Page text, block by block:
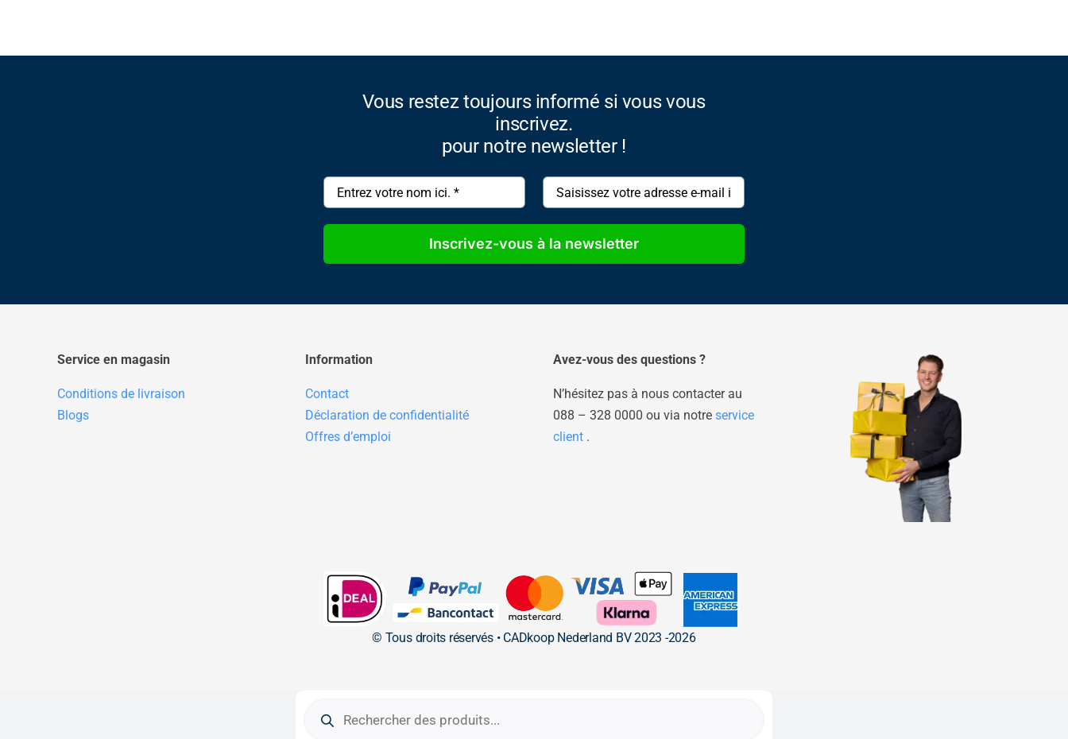
Vous restez toujours informé si vous vous
inscrivez.
pour notre newsletter !
Inscrivez-vous à la newsletter
Service en magasin
Conditions de livraison
Blogs
Information
Contact
Déclaration de confidentialité
Offres d’emploi
Avez-vous des questions ?
N’hésitez pas à nous contacter au
088 – 328 0000 ou via notre service
client.
© Tous droits réservés • CADkoop Nederland BV 2023 -2026
produits